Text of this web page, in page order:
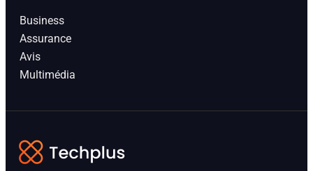
Business
Assurance
Avis
Multimédia